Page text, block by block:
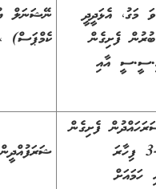
މަގު، އެޅަދީދީ
ފެށިގެން
އާއި
ނޭޝަނަލް
ކެމްޕަސް)
ފެށިގެން
ސަރުސަނާ-3 ފިހާރަ
ހަމައަށް